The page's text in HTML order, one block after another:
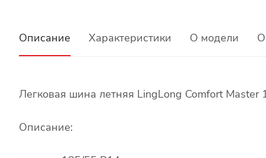
Описание Характеристики О модели
Легковая шина летняя LingLong Comfort Master
Описание: